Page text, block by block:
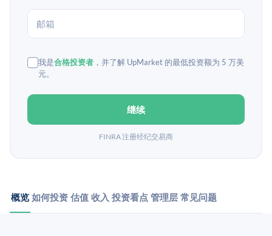
我是合格投资者 ，并了解 UpMarket 的最低投资额为 5 万美
元。
继续
FINRA 注册经纪交易商
概览 如何投资 估值 收入 投资看点 管理层 常见问题